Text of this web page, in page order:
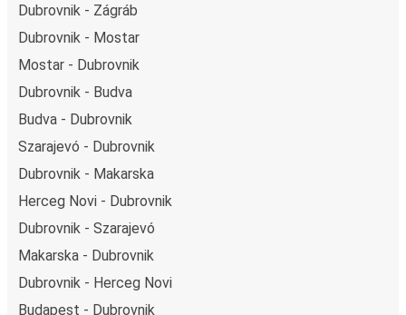
Dubrovnik - Zágráb
Dubrovnik - Mostar
Mostar - Dubrovnik
Dubrovnik - Budva
Budva - Dubrovnik
Szarajevó - Dubrovnik
Dubrovnik - Makarska
Herceg Novi - Dubrovnik
Dubrovnik - Szarajevó
Makarska - Dubrovnik
Dubrovnik - Herceg Novi
Budapest - Dubrovnik